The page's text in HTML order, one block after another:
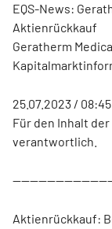
EQS-News:
Aktienrückkauf
Geratherm
25.07.2023 /
Für den Inhalt
verantwortlich.
Aktienrückkauf: